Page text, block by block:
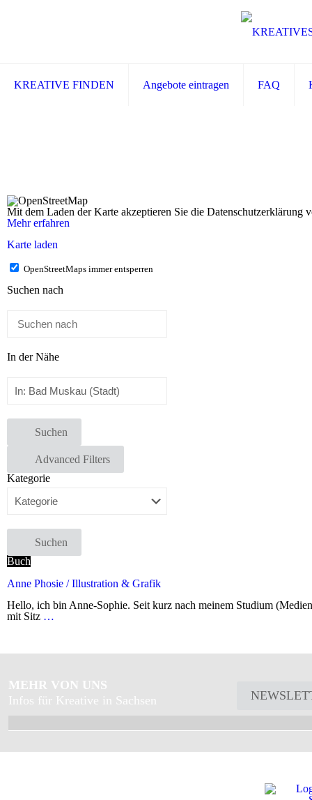
KREATIVE FINDEN Angebote eintragen FAQ
Mit dem Laden der Karte akzeptieren Sie die Datenschutzerklärung
Mehr erfahren
Karte laden
OpenStreetMaps immer entsperren
Suchen nach
In der Nähe
Suchen
Advanced Filters
Kategorie
Suchen
Buch
Anne Phosie / Illustration & Grafik
Hello, ich bin Anne-Sophie. Seit kurz nach meinem Studium
mit Sitz …
MEHR VON UNS
Infos für Kreative in Sachsen